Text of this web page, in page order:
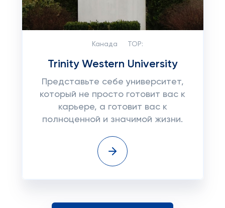
Канада TOP:
Trinity Western University
Представьте себе университет,
который не просто готовит вас к
карьере, а готовит вас к
полноценной и значимой жизни.